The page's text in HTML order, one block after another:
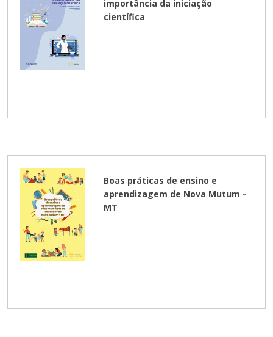
importância da iniciação
científica
Boas práticas de ensino e
aprendizagem de Nova Mutum -
MT